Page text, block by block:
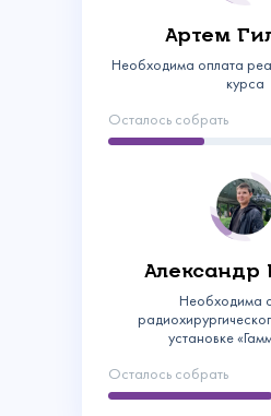
Артем
Необходима оплата
курса
Осталось собрать
Александр
Необходима
установке
Осталось собрать
Создать
Войти
Сделать